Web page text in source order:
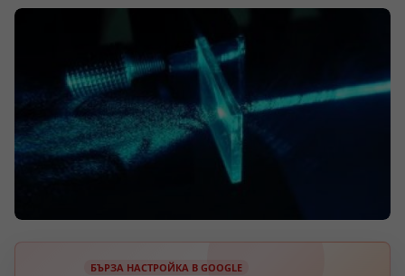
БЪРЗА НАСТРОЙКА В GOOGLE